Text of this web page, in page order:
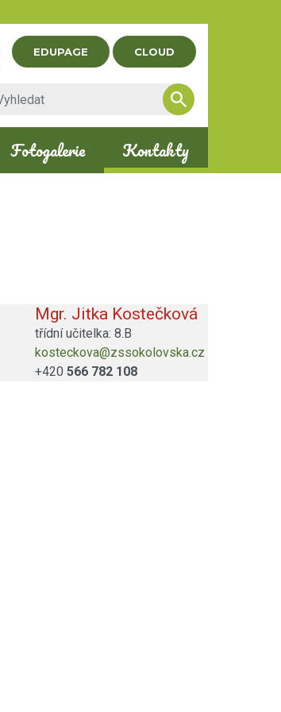
EDUPAGE CLOUD
Fotogalerie Kontakty
Mgr. Jitka Kostečková
třídní učitelka: 8.B
kosteckova@zssokolovska.cz
+420 566 782 108